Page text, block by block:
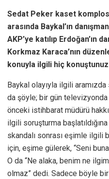
Sedat Peker kaset
arasında Baykal’ın
AKP’ye katılıp Erdoğan’ın
Korkmaz Karaca’nın
konuyla ilgili hiç
Baykal olayıyla ilgili
da şöyle; bir gün
önceki istihbarat müdürü
ilgili soruşturma
skandalı sonrası eşimle ilgili
için, eşime gülerek, “Seni
O da “Ne alaka, benim ne
olmaz” dedi. Sadece böyle